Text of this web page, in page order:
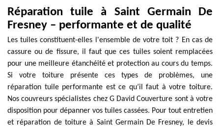
Réparation tuile à Saint Germain De
Fresney – performante et de qualité
Les tuiles constituent-elles l'ensemble de votre toit ? En cas de
cassure ou de fissure, il faut que ces tuiles soient remplacées
pour une meilleure étanchéité et protection au cours du temps.
Si votre toiture présente ces types de problèmes, une
réparation tuile performante est ce qu’il faut à votre toiture.
Nos couvreurs spécialistes chez G David Couverture sont à votre
disposition pour dépanner vos tuiles cassées. Pour tout entretien
et réparation de toiture à Saint Germain De Fresney, le devis